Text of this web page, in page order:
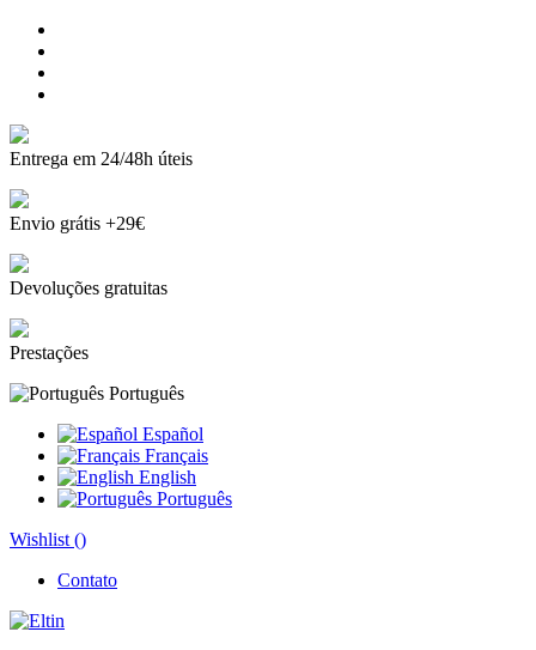
Entrega em 24/48h úteis
Envio grátis +29€
Devoluções gratuitas
Prestações
Português
Español
Français
English
Português
Wishlist ()
Contato